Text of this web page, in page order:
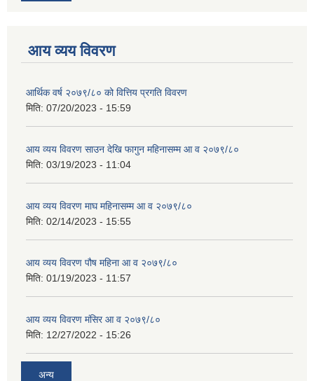
आय व्यय विवरण
आर्थिक वर्ष २०७९/८० को वित्तिय प्रगति विवरण
मिति: 07/20/2023 - 15:59
आय व्यय विवरण साउन देखि फागुन महिनासम्म आ व २०७९/८०
मिति: 03/19/2023 - 11:04
आय व्यय विवरण माघ महिनासम्म आ व २०७९/८०
मिति: 02/14/2023 - 15:55
आय व्यय विवरण पौष महिना आ व २०७९/८०
मिति: 01/19/2023 - 11:57
आय व्यय विवरण मंसिर आ व २०७९/८०
मिति: 12/27/2022 - 15:26
अन्य